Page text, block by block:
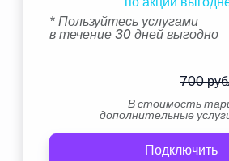
* Пользуйтесь услугами
в течение 30 дней выгодно
700
В стоимость
дополнительные
Подключить